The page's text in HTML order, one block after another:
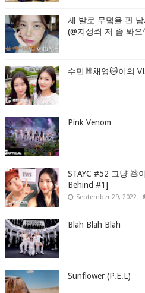
제 발로 무덤을 판
(@지성씌 저 좀 봐요
수민🐰채영🐱이의
Pink Venom
STAYC #52 그냥 💩
Behind #1]
September 29, 2022
Blah Blah Blah
Sunflower (P.E.L)